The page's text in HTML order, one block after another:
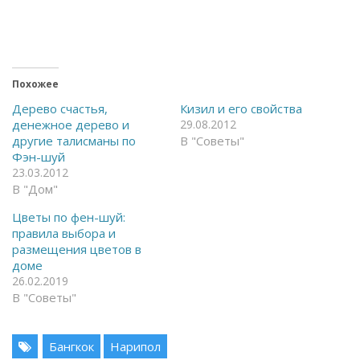
т
ь
а
F
a
c
e
b
o
o
k
(
т
к
р
ы
в
а
е
т
с
н
в
с
я
в
T
e
(
О
т
к
я
в
н
Похожее
Дерево счастья,
денежное дерево и
другие талисманы по
Фэн-шуй
23.03.2012
В "Дом"
Кизил и его свойства
29.08.2012
В "Советы"
Цветы по фен-шуй:
правила выбора и
размещения цветов в
доме
26.02.2019
В "Советы"
Бангкок Нарипол